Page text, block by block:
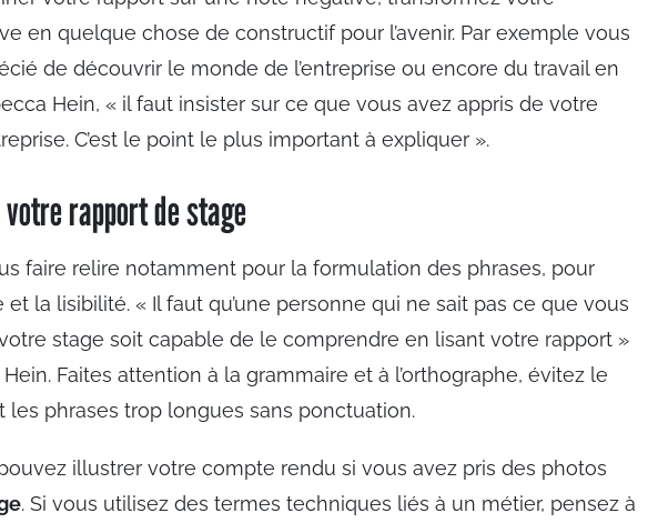
en quelque chose de constructif pour l’avenir. Par exemple vous
de découvrir le monde de l’entreprise ou encore du travail en
Hein, « il faut insister sur ce que vous avez appris de votre
C’est le point le plus important à expliquer ».
rapport de stage
faire relire notamment pour la formulation des phrases, pour
la lisibilité. « Il faut qu’une personne qui ne sait pas ce que vous
stage soit capable de le comprendre en lisant votre rapport »
Faites attention à la grammaire et à l’orthographe, évitez le
les phrases trop longues sans ponctuation.
illustrer votre compte rendu si vous avez pris des photos
. Si vous utilisez des termes techniques liés à un métier, pensez à